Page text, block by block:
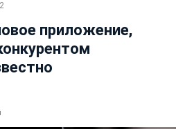
приложение,